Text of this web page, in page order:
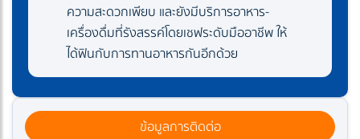
ความสะดวกเพียบ และยังมีบริการอาหาร-
เครื่องดื่มที่รังสรรค์โดยเชฟระดับมืออาชีพ ให้
ได้ฟินกับการทานอาหารกันอีกด้วย
ข้อมูลการติดต่อ